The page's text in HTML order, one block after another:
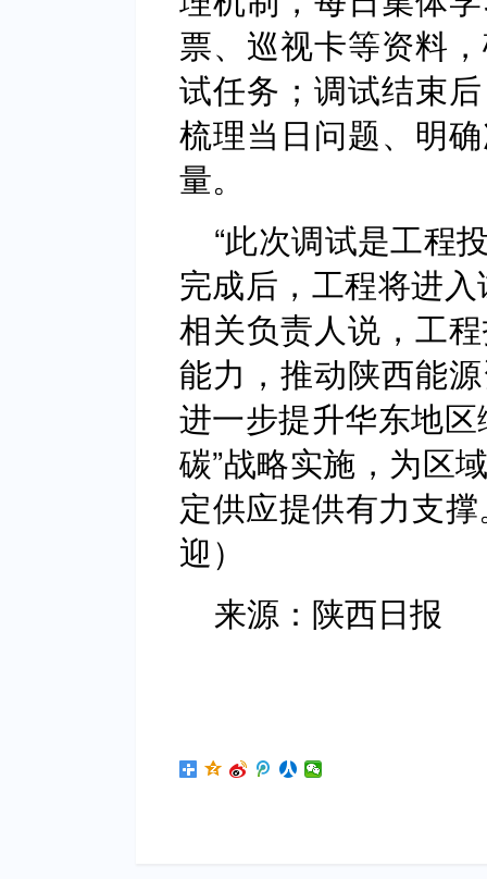
票、巡视卡等资料
试任务；调试结束
梳理当日问题、明
量。
“此次调试是工程
完成后，工程将进
相关负责人说，工
能力，推动陕西能
进一步提升华东地
碳”战略实施，为区
定供应提供有力支
迎）
来源：陕西日报